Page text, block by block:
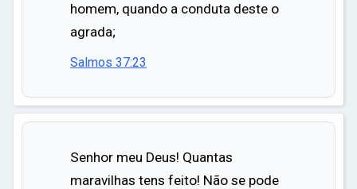
homem, quando a conduta deste o
agrada;
Salmos 37:23
Senhor meu Deus! Quantas
maravilhas tens feito! Não se pode